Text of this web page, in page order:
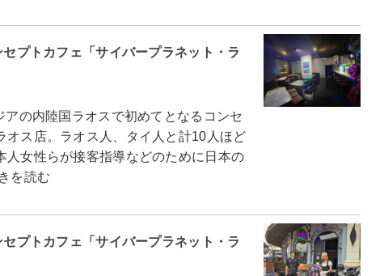
プトカフェ「サイバープラネット・ラ
の内陸国ラオスで初めてとなるコンセ
ス店。ラオス人、タイ人と計10人ほど
女性らが接客指導などのために日本の
を読む
プトカフェ「サイバープラネット・ラ